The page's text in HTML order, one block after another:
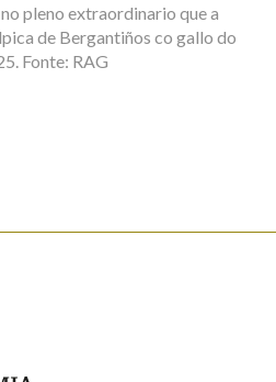
pleno extraordinario que a
de Bergantiños co gallo do
Fonte: RAG